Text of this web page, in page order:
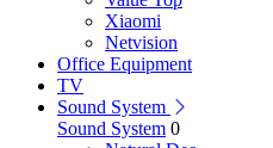
Xiaomi
Netvision
Office Equipment
TV
Sound System
Sound System 0